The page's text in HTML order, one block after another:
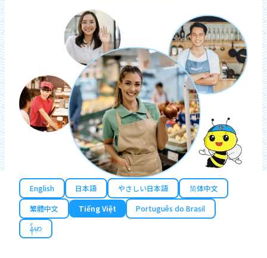
English 日本語 やさしい日本語
简体中文
繁體中文
Tiếng Việt
Português do Brasil
န်မာ